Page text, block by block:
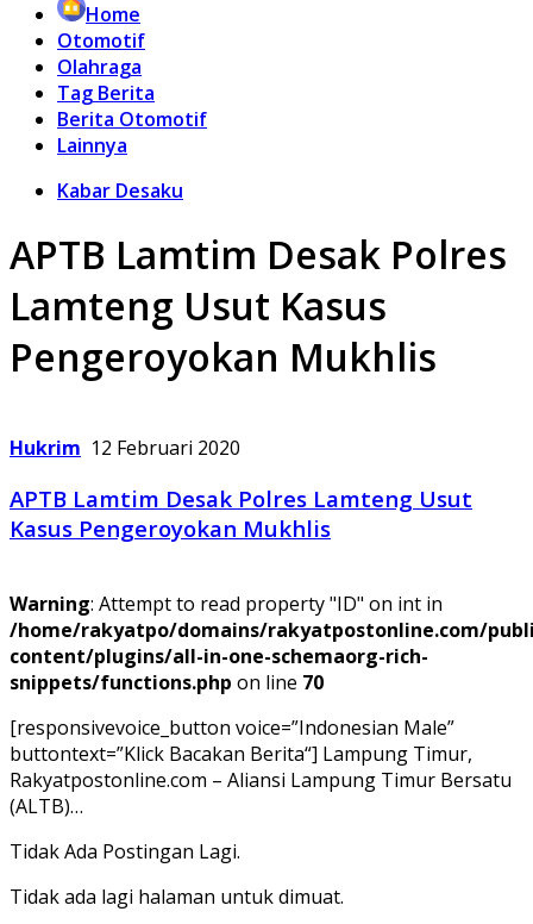
Home
Otomotif
Olahraga
Tag Berita
Berita Otomotif
Lainnya
Kabar Desaku
APTB Lamtim Desak Polres
Lamteng Usut Kasus
Pengeroyokan Mukhlis
Hukrim 12 Februari 2020
APTB Lamtim Desak Polres Lamteng Usut
Kasus Pengeroyokan Mukhlis
Warning: Attempt to read property "ID" on int in
/home/rakyatpo/domains/rakyatpostonline.com/
content/plugins/all-in-one-schemaorg-rich-
snippets/functions.php on line 70
[responsivevoice_button voice=”Indonesian Male”
buttontext=”Klick Bacakan Berita“] Lampung Timur,
Rakyatpostonline.com – Aliansi Lampung Timur Bersatu
(ALTB)…
Tidak Ada Postingan Lagi.
Tidak ada lagi halaman untuk dimuat.